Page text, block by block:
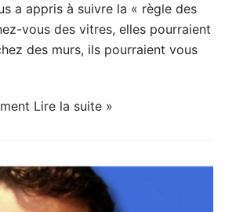
a appris à suivre la « règle des
vous des vitres, elles pourraient
des murs, ils pourraient vous
Lire la suite »